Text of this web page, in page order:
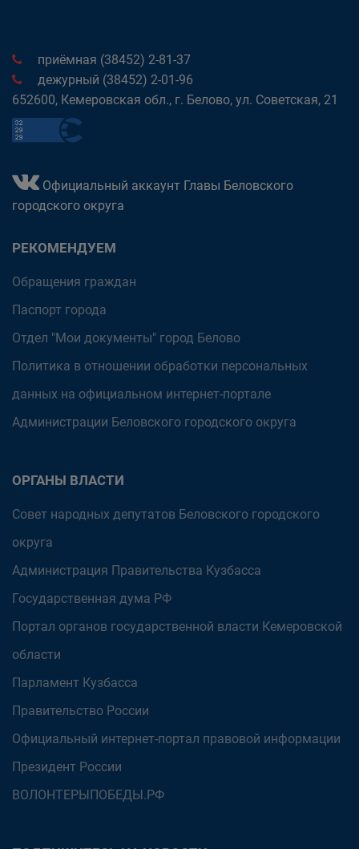
приёмная (38452) 2-81-37
дежурный (38452) 2-01-96
652600, Кемеровская обл., г. Белово, ул. Советская, 21
Официальный аккаунт Главы Беловского
городского округа
РЕКОМЕНДУЕМ
Обращения граждан
Паспорт города
Отдел "Мои документы" город Белово
Политика в отношении обработки персональных
данных на официальном интернет-портале
Администрации Беловского городского округа
ОРГАНЫ ВЛАСТИ
Совет народных депутатов Беловского городского
округа
Администрация Правительства Кузбасса
Государственная дума РФ
Портал органов государственной власти Кемеровской
области
Парламент Кузбасса
Правительство России
Официальный интернет-портал правовой информации
Президент России
ВОЛОНТЕРЫПОБЕДЫ.РФ